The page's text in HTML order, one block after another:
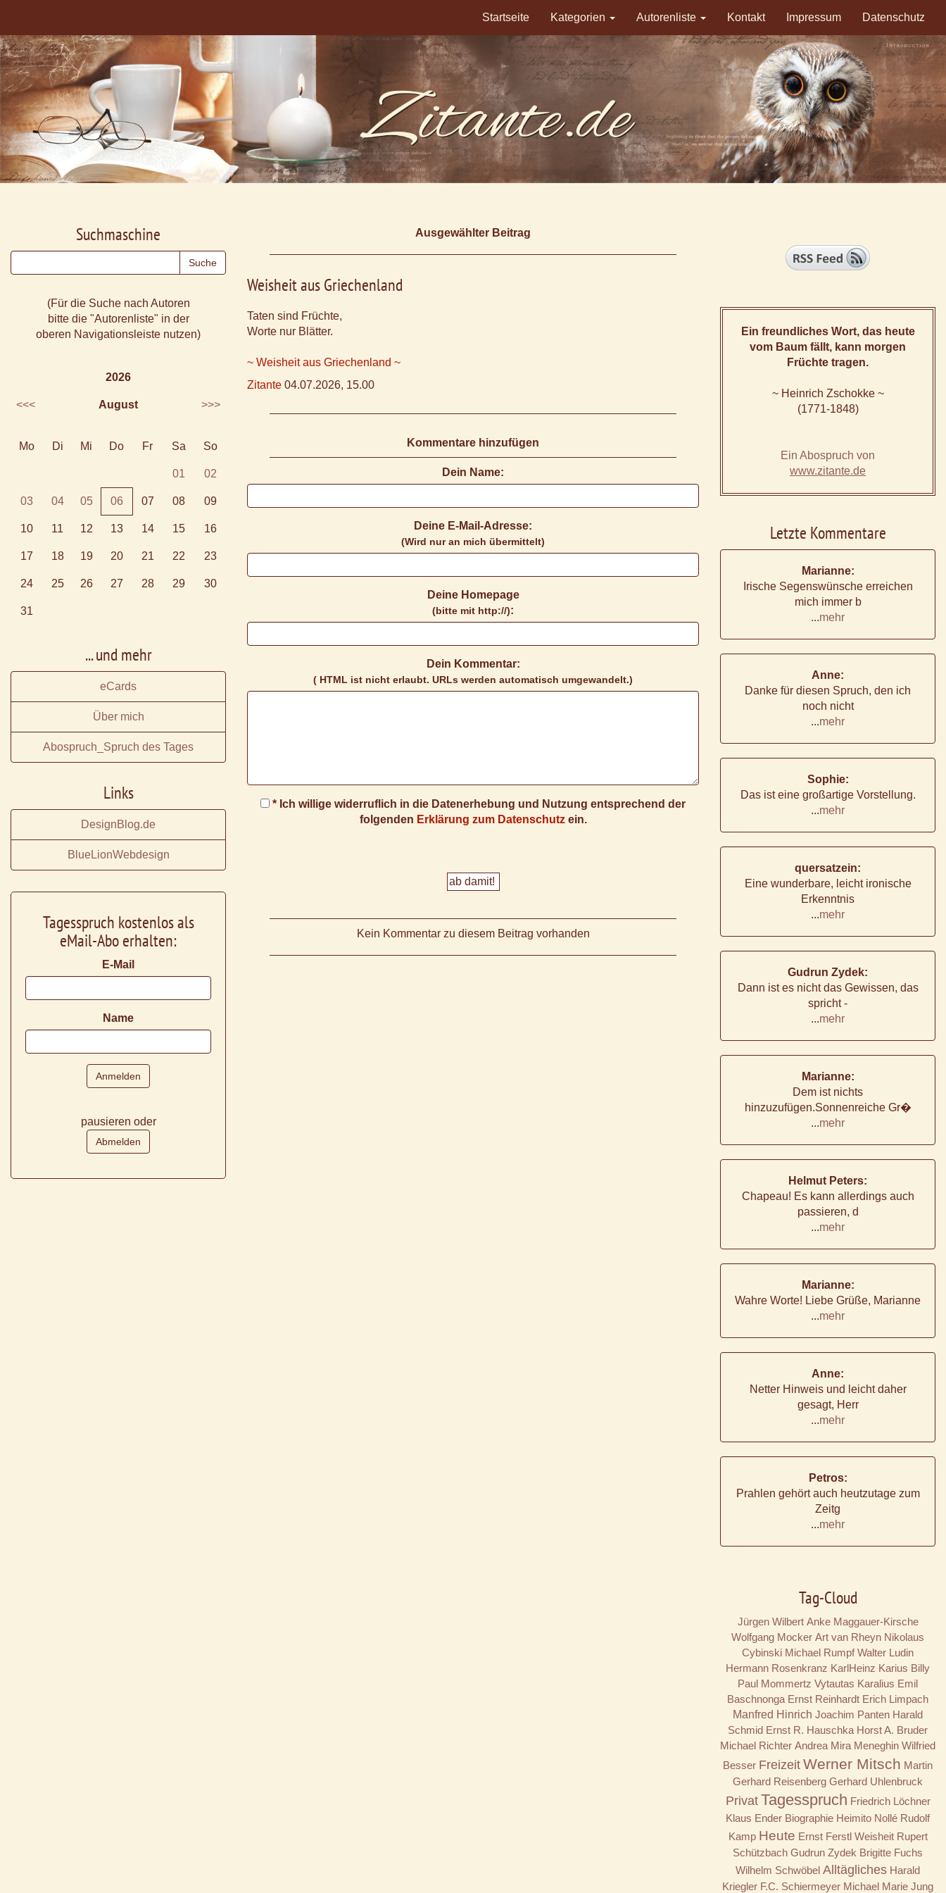
Startseite Kategorien Autorenliste Kontakt Impressum Datenschutz
Ausgewählter Beitrag
Weisheit aus Griechenland
Taten sind Früchte,
Worte nur Blätter.
~ Weisheit aus Griechenland ~
Zitante 04.07.2026, 15.00
Kommentare hinzufügen
Dein Name:
Deine E-Mail-Adresse:
(Wird nur an mich übermittelt)
Deine Homepage
(bitte mit http://):
Dein Kommentar:
( HTML ist nicht erlaubt. URLs werden automatisch umgewandelt.)
* Ich willige widerruflich in die Datenerhebung und Nutzung entsprechend der
folgenden Erklärung zum Datenschutzein.
Kein Kommentar zu diesem Beitrag vorhanden
Suchmaschine
(Für die Suche nach Autoren
bitte die "Autorenliste" in der
oberen Navigationsleiste nutzen)
2026
<<< August >>>
Mo Di Mi Do Fr Sa So
01 02
03 04 05 06 07 08 09
10 11 12 13 14 15 16
17 18 19 20 21 22 23
24 25 26 27 28 29 30
31
... und mehr
eCards
Über mich
Abospruch_Spruch des Tages
Links
DesignBlog.de
BlueLionWebdesign
Tagesspruch kostenlos als
eMail-Abo erhalten:
E-Mail
Name
pausieren oder
Ein freundliches Wort, das heute
vom Baum fällt, kann morgen
Früchte tragen.
~ Heinrich Zschokke ~
(1771-1848)
Ein Abospruch von
www.zitante.de
Letzte Kommentare
Marianne:
Irische Segenswünsche erreichen
mich immer b
...mehr
Anne:
Danke für diesen Spruch, den ich
noch nicht
...mehr
Sophie:
Das ist eine großartige Vorstellung.
...mehr
quersatzein:
Eine wunderbare, leicht ironische
Erkenntnis
...mehr
Gudrun Zydek:
Dann ist es nicht das Gewissen, das
spricht -
...mehr
Marianne:
Dem ist nichts
hinzuzufügen.Sonnenreiche Gr�
...mehr
Helmut Peters:
Chapeau! Es kann allerdings auch
passieren, d
...mehr
Marianne:
Wahre Worte! Liebe Grüße, Marianne
...mehr
Anne:
Netter Hinweis und leicht daher
gesagt, Herr
...mehr
Petros:
Prahlen gehört auch heutzutage zum
Zeitg
...mehr
Tag-Cloud
Jürgen Wilbert Anke Maggauer-Kirsche
Wolfgang Mocker Art van Rheyn Nikolaus
Cybinski Michael Rumpf Walter Ludin
Hermann Rosenkranz KarlHeinz Karius Billy
Paul Mommertz Vytautas Karalius Emil
Baschnonga Ernst Reinhardt Erich Limpach
Manfred Hinrich Joachim Panten Harald
Schmid Ernst R. Hauschka Horst A. Bruder
Michael Richter Andrea Mira Meneghin Wilfried
Besser FreizeitWerner Mitsch Martin
Gerhard Reisenberg Gerhard Uhlenbruck
Privat Tagesspruch Friedrich Löchner
Klaus Ender Biographie Heimito Nollé Rudolf
Kamp Heute Ernst Ferstl Weisheit Rupert
Schützbach Gudrun Zydek Brigitte Fuchs
Wilhelm Schwöbel Alltägliches Harald
Kriegler F.C. Schiermeyer Michael Marie Jung